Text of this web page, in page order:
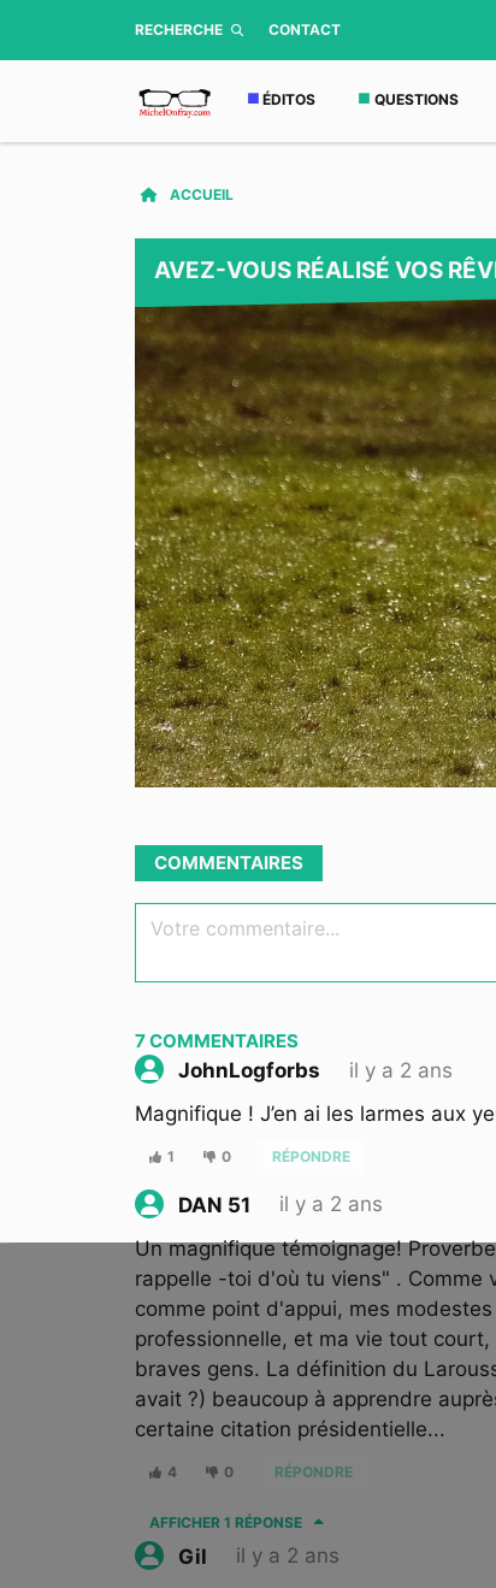
RECHERCHE CONTACT
ÉDITOS QUESTIONS
ACCUEIL
AVEZ-VOUS RÉALISÉ VOS
COMMENTAIRES
Votre commentaire...
7COMMENTAIRES
JohnLogforbs
il y a 2 ans
Magnifique ! J’en ai les larmes aux
1 0 RÉPONDRE
DAN 51
il y a 2 ans
Un magnifique témoignage!
rappelle -toi d'où tu viens" . Comme
comme point d'appui, mes
professionnelle, et ma vie tout
braves gens. La définition du
avait ?) beaucoup à apprendre
certaine citation présidentielle...
4 0 RÉPONDRE
AFFICHER 1 RÉPONSE
Gil
il y a 2 ans